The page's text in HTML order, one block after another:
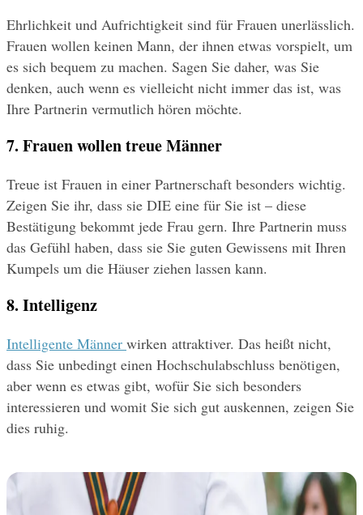
Ehrlichkeit und Aufrichtigkeit sind für Frauen unerlässlich.
Frauen wollen keinen Mann, der ihnen etwas vorspielt, um
es sich bequem zu machen. Sagen Sie daher, was Sie
denken, auch wenn es vielleicht nicht immer das ist, was
Ihre Partnerin vermutlich hören möchte.
7. Frauen wollen treue Männer
Treue ist Frauen in einer Partnerschaft besonders wichtig.
Zeigen Sie ihr, dass sie DIE eine für Sie ist – diese
Bestätigung bekommt jede Frau gern. Ihre Partnerin muss
das Gefühl haben, dass sie Sie guten Gewissens mit Ihren
Kumpels um die Häuser ziehen lassen kann.
8. Intelligenz
Intelligente Männer wirken attraktiver. Das heißt nicht,
dass Sie unbedingt einen Hochschulabschluss benötigen,
aber wenn es etwas gibt, wofür Sie sich besonders
interessieren und womit Sie sich gut auskennen, zeigen Sie
dies ruhig.